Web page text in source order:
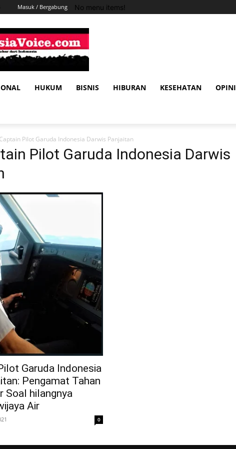
Masuk / Bergabung No menu items!
HUKUM BISNIS HIBURAN KESEHATAN OPINI
Captain Pilot Garuda Indonesia Darwis Panjaitan
Pilot Garuda Indonesia Darwis
Garuda Indonesia
Pengamat Tahan
Soal hilangnya
Air
0